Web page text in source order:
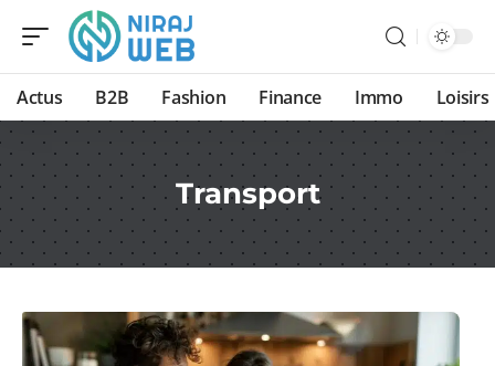
Actus B2B Fashion Finance Immo Loisirs
Transport